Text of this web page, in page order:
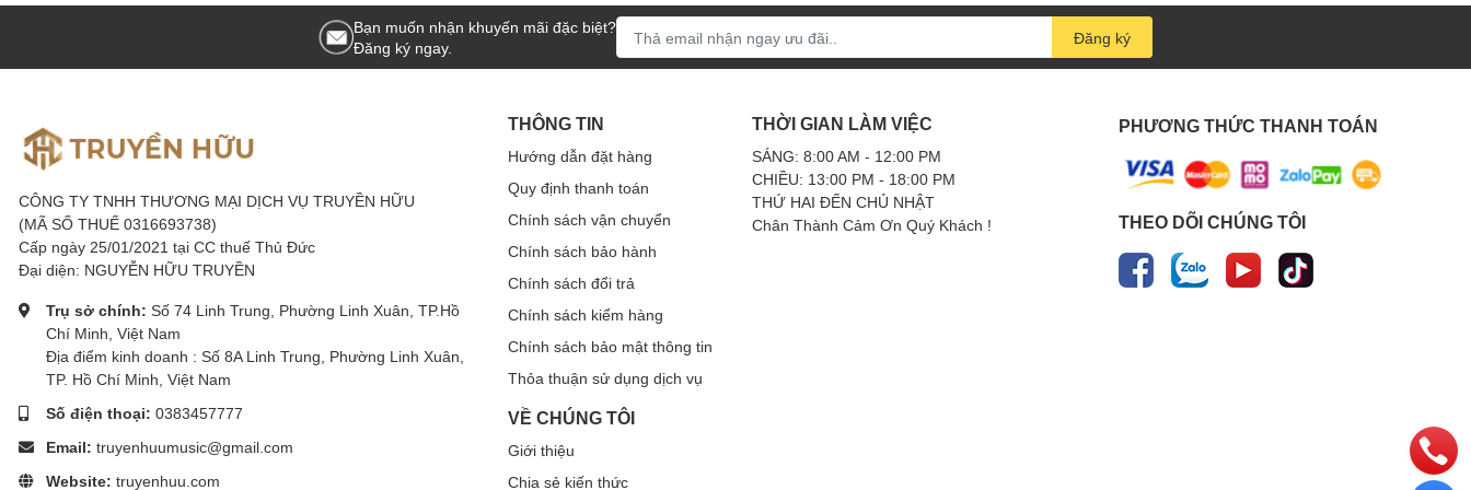
Chuyển đổi lấy nét tự động/thủ công tức thì
công. Linear Response MF đảm bảo rằng vòng lấy nét phản hồi trực tiếp và tuyến tính khi lấy nét thủ công, mang lại cảm nhận chính
xác ở cả chế độ quay phim và chụp ảnh.
Chống chịu thời tiết và lớp phủ Flo
Ống kính Sony FE 35mm f/1.4 GM có thiết kế chống bụi và chống ẩm, thích hợp để sử dụng ngoài trời với tần suất cao, đặc biệt là khi
kết hợp với máy ảnh có thiết kế kháng thời tiết. Thành phần thấu kính phía trước được trang bị lớp phủ Flo giúp ngăn bám nước, dầu
và các chất bẩn khác, đồng thời giúp cho việc lau chùi, vệ sinh các chất bẩn, dấu vân tay bám trên bề mặt thấu kính diễn ra dễ dàng
hơn.
>>> Xem thêm:Ống LENS Sony FE 50mm F1.8/ SEL50F18F
Địa chỉ cung cấp ống lens cơ bản và chuyên nghiệp uy
tín HCM
Bạn muốn nhận khuyến mãi đặc biệt?
Đăng ký ngay.
Đăng ký
CÔNG TY TNHH THƯƠNG MẠI DỊCH VỤ TRUYỀN HỮU
(MÃ SỐ THUẾ 0316693738)
Cấp ngày 25/01/2021 tại CC thuế Thủ Đức
Đại diện: NGUYỄN HỮU TRUYỀN
Trụ sở chính: Số 74 Linh Trung, Phường Linh Xuân, TP.Hồ
Chí Minh, Việt Nam
Địa điểm kinh doanh : Số 8A Linh Trung, Phường Linh Xuân,
TP. Hồ Chí Minh, Việt Nam
Số điện thoại: 0383457777
Email: truyenhuumusic@gmail.com
Website: truyenhuu.com
THÔNG TIN
Hướng dẫn đặt hàng
Quy định thanh toán
Chính sách vận chuyển
Chính sách bảo hành
Chính sách đổi trả
Chính sách kiểm hàng
Chính sách bảo mật thông tin
Thỏa thuận sử dụng dịch vụ
VỀ CHÚNG TÔI
Giới thiệu
Chia sẻ kiến thức
THỜI GIAN LÀM VIỆC
SÁNG: 8:00 AM - 12:00 PM
CHIỀU: 13:00 PM - 18:00 PM
THỨ HAI ĐẾN CHỦ NHẬT
Chân Thành Cảm Ơn Quý Khách !
PHƯƠNG THỨC THANH TOÁN
THEO DÕI CHÚNG TÔI